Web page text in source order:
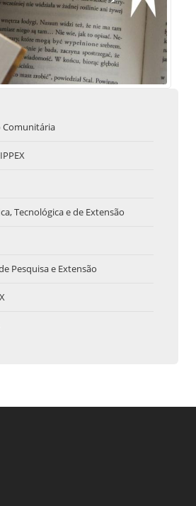
Comunitária
Tecnológica e de Extensão
Pesquisa e Extensão